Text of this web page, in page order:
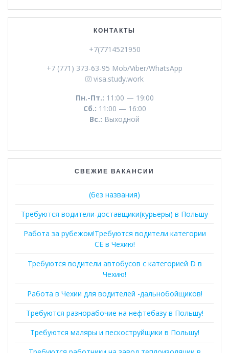
КОНТАКТЫ
+7(7714521950
+7 (771) 373-63-95 Mob/Viber/WhatsApp
visa.study.work
Пн.-Пт.: 11:00 — 19:00
Сб.: 11:00 — 16:00
Вс.: Выходной
СВЕЖИЕ ВАКАНСИИ
(без названия)
Требуются водители-доставщики(курьеры) в Польшу
Работа за рубежом!Требуются водители категории
СЕ в Чехию!
Требуются водители автобусов с категорией D в
Чехию!
Работа в Чехии для водителей -дальнобойщиков!
Требуются разнорабочие на нефтебазу в Польшу!
Требуются маляры и пескоструйщики в Польшу!